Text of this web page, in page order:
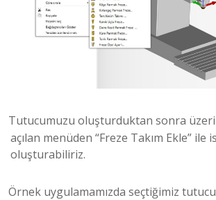
Tutucumuzu oluşturduktan sonra
açılan menüden “Freze Takım Ekle” ile
oluşturabiliriz.
Örnek uygulamamızda seçtiğimiz